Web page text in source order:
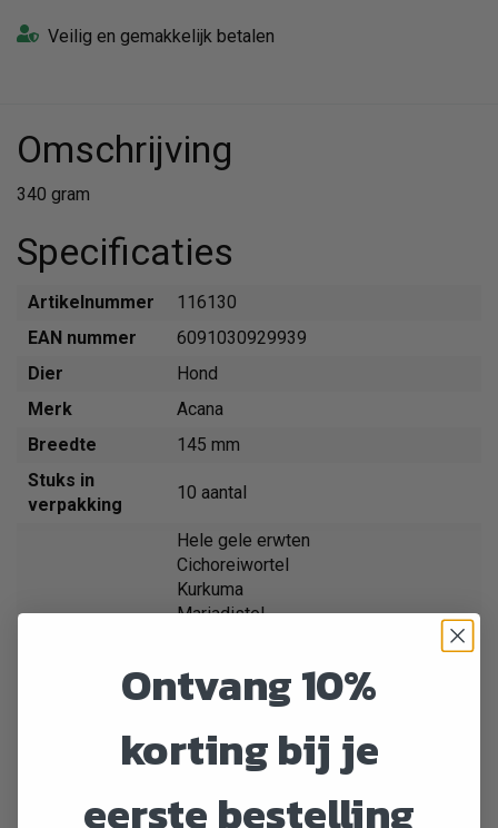
Veilig en gemakkelijk betalen
Omschrijving
340 gram
Specificaties
Artikelnummer
116130
EAN nummer
6091030929939
Dier
Hond
Merk
Acana
Breedte
145 mm
Stuks in
verpakking
10 aantal
Hele gele erwten
Cichoreiwortel
Kurkuma
Mariadistel
Heemstwortel
Haring olie (2%)
Rode linzen
Hele groene erwten
Groene linzen
Ontvang 10%
korting bij je
eerste bestelling